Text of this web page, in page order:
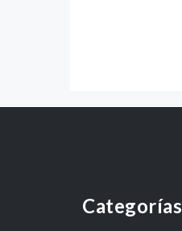
Categorías